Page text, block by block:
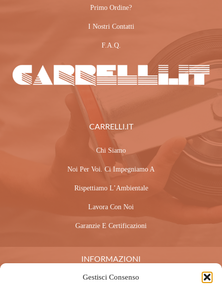
Gestisci Consenso
Primo Ordine?
I Nostri Contatti
F.A.Q.
CARRELLI.IT
Chi Siamo
Noi Per Voi. Ci Impegniamo A
Rispettiamo L’Ambientale
Lavora Con Noi
Garanzie E Certificazioni
INFORMAZIONI